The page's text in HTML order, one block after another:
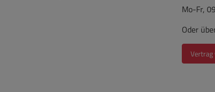
Mo-Fr,
Oder